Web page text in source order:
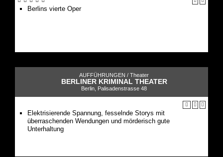
Berlins vierte Oper
AUFFÜHRUNGEN / Theater
BERLINER KRIMINAL THEATER
Berlin, Palisadenstrasse 48
Elektrisierende Spannung, fesselnde Storys mit
überraschenden Wendungen und mörderisch gute
Unterhaltung